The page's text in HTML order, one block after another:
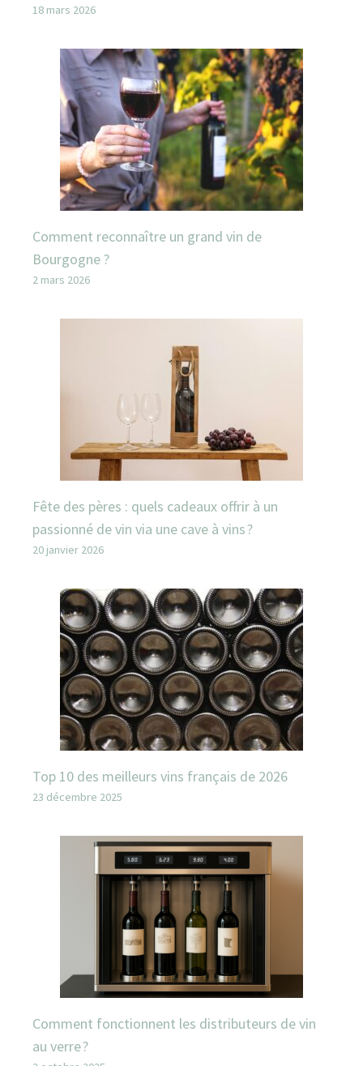
18 mars 2026
Comment reconnaître un grand vin de
Bourgogne ?
2 mars 2026
Fête des pères : quels cadeaux offrir à un
passionné de vin via une cave à vins ?
20 janvier 2026
Top 10 des meilleurs vins français de 2026
23 décembre 2025
Comment fonctionnent les distributeurs de vin
au verre ?